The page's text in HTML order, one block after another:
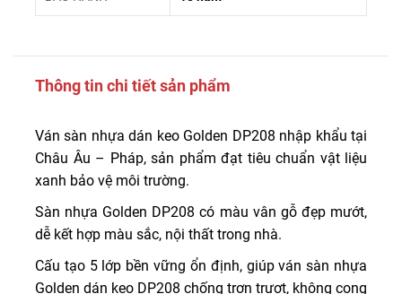
Thông tin chi tiết sản phẩm
Ván sàn nhựa dán keo Golden DP208 nhập khẩu tại
Châu Âu – Pháp, sản phẩm đạt tiêu chuẩn vật liệu
xanh bảo vệ môi trường.
Sàn nhựa Golden DP208 có màu vân gỗ đẹp mướt,
dễ kết hợp màu sắc, nội thất trong nhà.
Cấu tạo 5 lớp bền vững ổn định, giúp ván sàn nhựa
Golden dán keo DP208 chống trơn trượt, không cong